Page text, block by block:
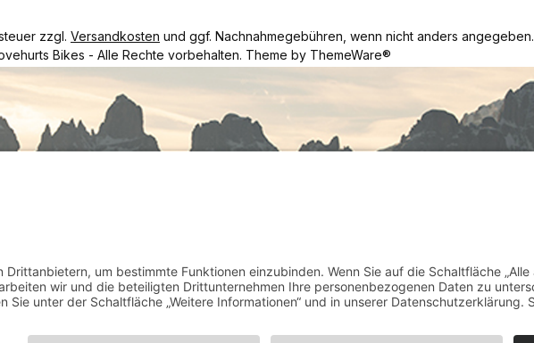
zzgl. Versandkosten und ggf. Nachnahmegebühren, wenn nicht anders angegeben.
Bikes - Alle Rechte vorbehalten. Theme by ThemeWare®